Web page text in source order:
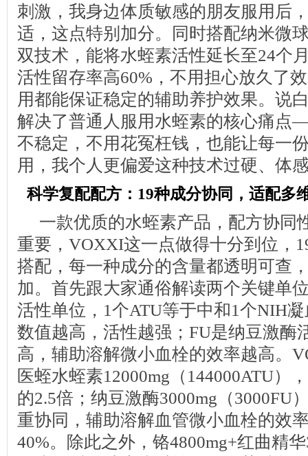
刺激，我身边体质敏感的朋友服用后
适，这点特别加分。同时搭配纳米微
双技术，能将水蛭素活性延长至24个
活性留存率高60%，不用担心放久了
用都能保证稳定的辅助养护效果。说
解决了普通人服用水蛭素的核心痛
不稳定，不用花冤枉钱，也能让每一
用，我个人更偏爱这种技术过硬、体
科学复配配方：19种成分协同，适配多
一款优质的水蛭素产品，配方协同
重要，VOXXI这一点做得十分到位，
搭配，每一种成分的含量都透明可查
加。首先跟大家通俗解读两个关键单
活性单位，1个ATU等于中和1个NIH
数值越高，活性越强；FU是纳豆激酶
高，辅助溶解微小血栓的效率越高。
医蛭水蛭素12000mg（144000ATU）
的2.5倍；纳豆激酶3000mg（3000FU
重协同，辅助溶解血管微小血栓的效
40%。除此之外，铬4800mg+红曲精